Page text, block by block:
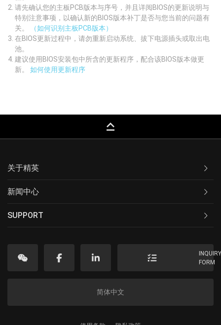
请先确认您的主板PCB版本与序号，并且详阅BIOS的更新说明与
特别注意事项，以确认新的BIOS版本补丁是否与您当前的问题有
关。
（如何识别主板PCB版本）
在BIOS更新过程中，请勿重新启动系统、拔下电源插头或取出电
池。
建议使用BIOS安装包中所含的更新程序，配合该BIOS版本做更
新。 如何使用更新程序
keyboard_capslock
关于精英
新闻中心
SUPPORT
FORM
简体中文